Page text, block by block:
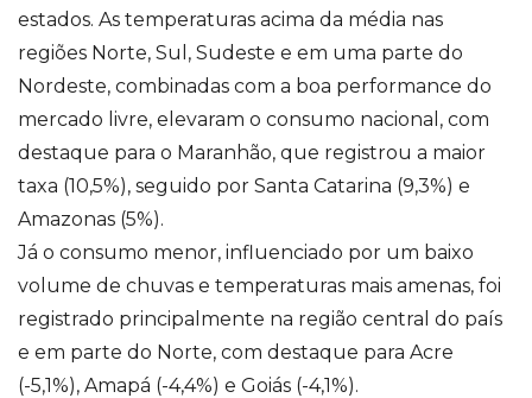
estados. As temperaturas acima da média nas
regiões Norte, Sul, Sudeste e em uma parte do
Nordeste, combinadas com a boa performance do
mercado livre, elevaram o consumo nacional, com
destaque para o Maranhão, que registrou a maior
taxa (10,5%), seguido por Santa Catarina (9,3%) e
Amazonas (5%).
Já o consumo menor, influenciado por um baixo
volume de chuvas e temperaturas mais amenas, foi
registrado principalmente na região central do país
e em parte do Norte, com destaque para Acre
(-5,1%), Amapá (-4,4%) e Goiás (-4,1%).